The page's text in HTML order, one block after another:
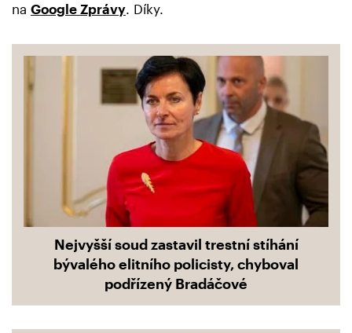
na Google Zprávy. Díky.
Nejvyšší soud zastavil trestní stíhání
bývalého elitního policisty, chyboval
podřízený Bradáčové